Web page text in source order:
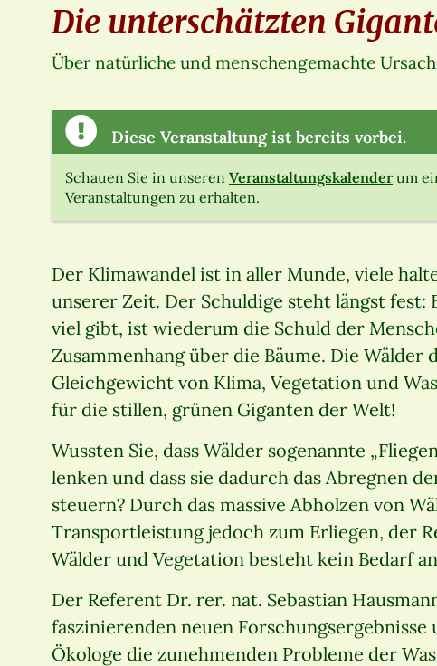
Die unterschätzten
Über natürliche und menschengemachte
Diese Veranstaltung ist bereits vorbei.
Schauen Sie in unseren Veranstaltungskalenderum
Veranstaltungen zu erhalten.
Der Klimawandel ist in aller Munde, viele
unserer Zeit. Der Schuldige steht längst fest:
viel gibt, ist wiederum die Schuld der
Zusammenhang über die Bäume. Die Wälder
Gleichgewicht von Klima, Vegetation und
für die stillen, grünen Giganten der Welt!
Wussten Sie, dass Wälder sogenannte
lenken und dass sie dadurch das Abregnen
steuern? Durch das massive Abholzen von
Transportleistung jedoch zum Erliegen, der
Wälder und Vegetation besteht kein Bedarf
Der Referent Dr. rer. nat. Sebastian
faszinierenden neuen Forschungsergebnisse
Ökologe die zunehmenden Probleme der